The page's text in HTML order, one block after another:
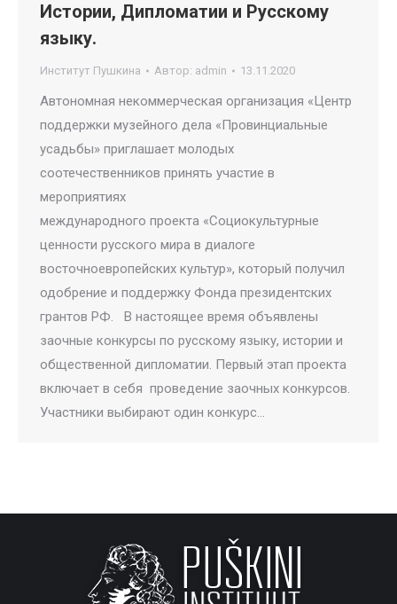
Истории, Дипломатии и Русскому
языку.
Институт Пушкина Автор: admin 13.11.2020
Автономная некоммерческая организация «Центр
поддержки музейного дела «Провинциальные
усадьбы» приглашает молодых
соотечественников принять участие в
мероприятиях
международного проекта «Социокультурные
ценности русского мира в диалоге
восточноевропейских культур», который получил
одобрение и поддержку Фонда президентских
грантов РФ. В настоящее время объявлены
заочные конкурсы по русскому языку, истории и
общественной дипломатии. Первый этап проекта
включает в себя проведение заочных конкурсов.
Участники выбирают один конкурс…